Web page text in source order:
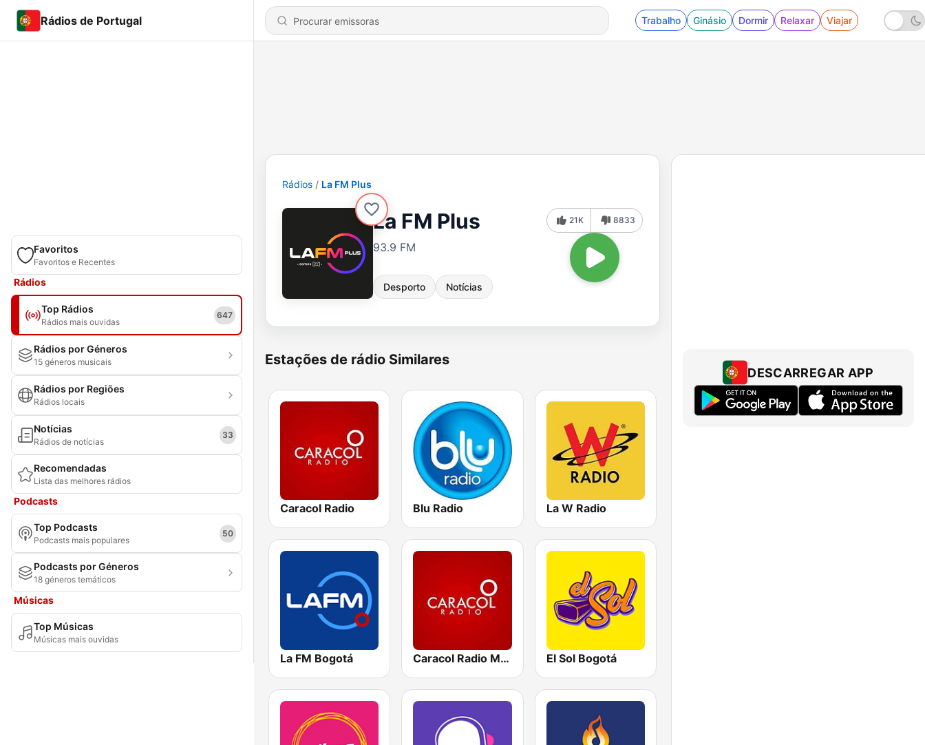
Rádios de Portugal Trabalho Ginásio Dormir Relaxar Viajar
Favoritos
Favoritos e Recentes
Rádios
Top Rádios
Rádios mais ouvidas
647
Rádios por Géneros
15 géneros musicais
Rádios por Regiões
Rádios locais
Notícias
Rádios de notícias
33
Recomendadas
Lista das melhores rádios
Podcasts
Top Podcasts
Podcasts mais populares
50
Podcasts por Géneros
18 géneros temáticos
Músicas
Top Músicas
Músicas mais ouvidas
Rádios La FM Plus
La FM Plus
93.9 FM
Desporto Notícias
21K 8833
Estações de rádio Similares
Caracol Radio Blu Radio La W Radio
La FM Bogotá Caracol Radio Medellín El Sol Bogotá
DESCARREGAR APP